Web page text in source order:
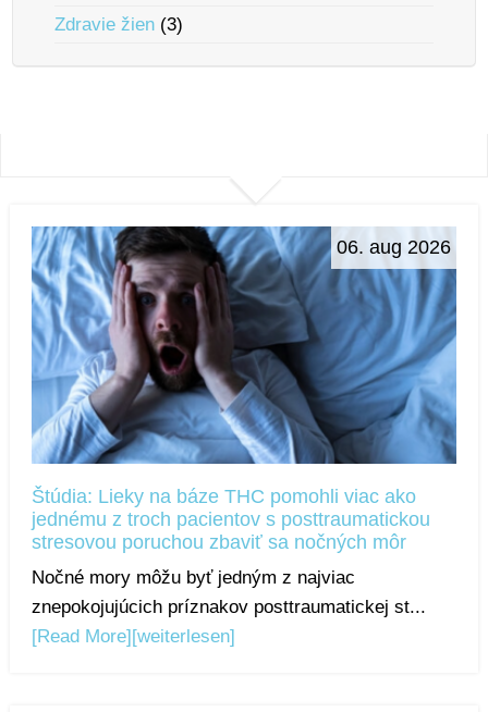
Zdravie žien (3)
06. aug 2026
Štúdia: Lieky na báze THC pomohli viac ako
jednému z troch pacientov s posttraumatickou
stresovou poruchou zbaviť sa nočných môr
Nočné mory môžu byť jedným z najviac
znepokojujúcich príznakov posttraumatickej st...
[Read More] [weiterlesen]